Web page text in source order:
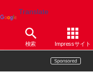
Translate
検索 Impressサイト